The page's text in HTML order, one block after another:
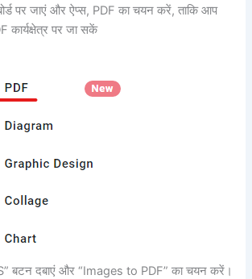
पर जाएं और ऐप्स, PDF का चयन करें, ताकि आप
कार्यक्षेत्र पर जा सकें
बटन दबाएं और “Images to PDF” का चयन करें।